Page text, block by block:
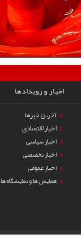
اخبار و رویدادها
آخرین خبرها
اخبار اقتصادی
اخبار سیاسی
اخبار تخصصی
اخبار عمومی
همایش ها و نمایشگاه ها